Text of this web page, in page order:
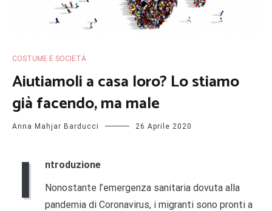
COSTUME E SOCIETÀ
Aiutiamoli a casa loro? Lo stiamo
già facendo, ma male
Anna Mahjar Barducci 26 Aprile 2020
I
ntroduzione
Nonostante l’emergenza sanitaria dovuta alla
pandemia di Coronavirus, i migranti sono pronti a